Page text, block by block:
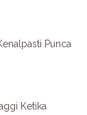
Punca
Ketika